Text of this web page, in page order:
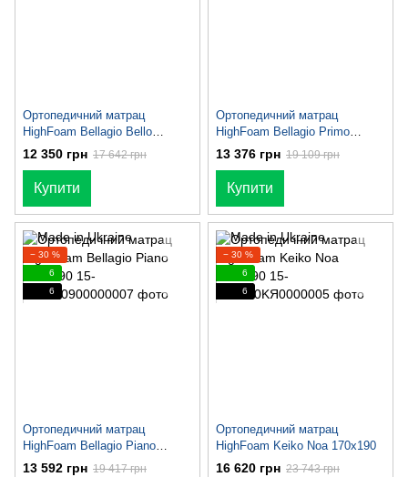
Ортопедичний матрац
HighFoam Bellagio Bello
170х190
12 350 грн 17 642 грн
Купити
Ортопедичний матрац
HighFoam Bellagio Primo
170х190
13 376 грн 19 109 грн
Купити
− 30 %
6
6
Ортопедичний матрац
HighFoam Bellagio Piano
170х190
13 592 грн 19 417 грн
− 30 %
6
6
Ортопедичний матрац
HighFoam Keiko Noa 170х190
16 620 грн 23 743 грн